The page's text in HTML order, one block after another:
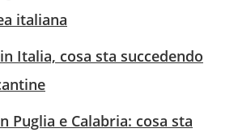
italiana
Italia, cosa sta succedendo
Puglia e Calabria: cosa sta